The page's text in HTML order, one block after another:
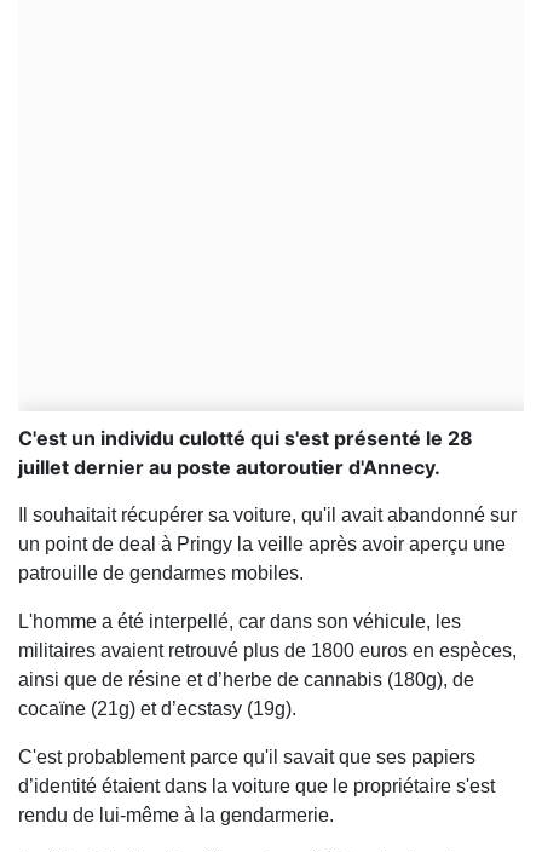
C'est un individu culotté qui s'est présenté le 28
juillet dernier au poste autoroutier d'Annecy.
Il souhaitait récupérer sa voiture, qu'il avait abandonné sur
un point de deal à Pringy la veille après avoir aperçu une
patrouille de gendarmes mobiles.
L'homme a été interpellé, car dans son véhicule, les
militaires avaient retrouvé plus de 1800 euros en espèces,
ainsi que de résine et d’herbe de cannabis (180g), de
cocaïne (21g) et d’ecstasy (19g).
C'est probablement parce qu'il savait que ses papiers
d’identité étaient dans la voiture que le propriétaire s'est
rendu de lui-même à la gendarmerie.